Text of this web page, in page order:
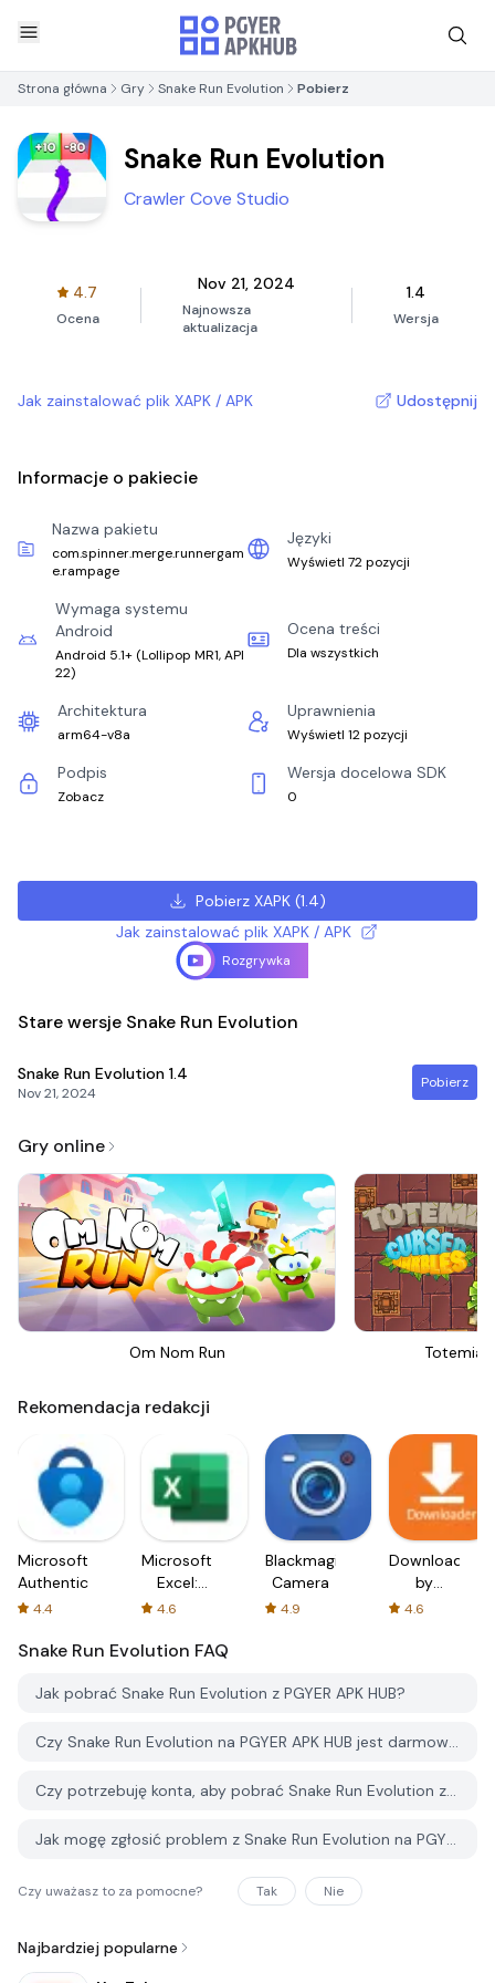
Strona główna Gry Snake Run Evolution Pobierz
Snake Run Evolution
Crawler Cove Studio
4.7
Ocena
Nov 21, 2024
Najnowsza
aktualizacja
1.4
Wersja
Jak zainstalować plik XAPK / APK Udostępnij
Informacje o pakiecie
Nazwa pakietu
com.spinner.merge.runnergam
e.rampage
Języki
Wyświetl 72 pozycji
Wymaga systemu
Android
Android 5.1+ (Lollipop MR1, API
22)
Ocena treści
Dla wszystkich
Architektura
arm64-v8a
Uprawnienia
Wyświetl 12 pozycji
Podpis
Zobacz
Wersja docelowa SDK
0
Pobierz XAPK(1.4)
Jak zainstalować plik XAPK / APK
Rozgrywka
Stare wersje Snake Run Evolution
Snake Run Evolution 1.4
Nov 21, 2024
Pobierz
Gry online
Om Nom Run Totemia
Rekomendacja redakcji
Microsoft
Authenticator
4.4
Microsoft
Excel:
Spreadsheets
4.6
Blackmagic
Camera
4.9
Downloader
by
AFTVnews
4.6
Snake Run Evolution FAQ
Jak pobrać Snake Run Evolution z PGYER APK HUB?
Czy Snake Run Evolution na PGYER APK HUB jest darmowy do pobrania?
Czy potrzebuję konta, aby pobrać Snake Run Evolution z PGYER APK HUB?
Jak mogę zgłosić problem z Snake Run Evolution na PGYER APK HUB?
Czy uważasz to za pomocne? Tak Nie
Najbardziej popularne